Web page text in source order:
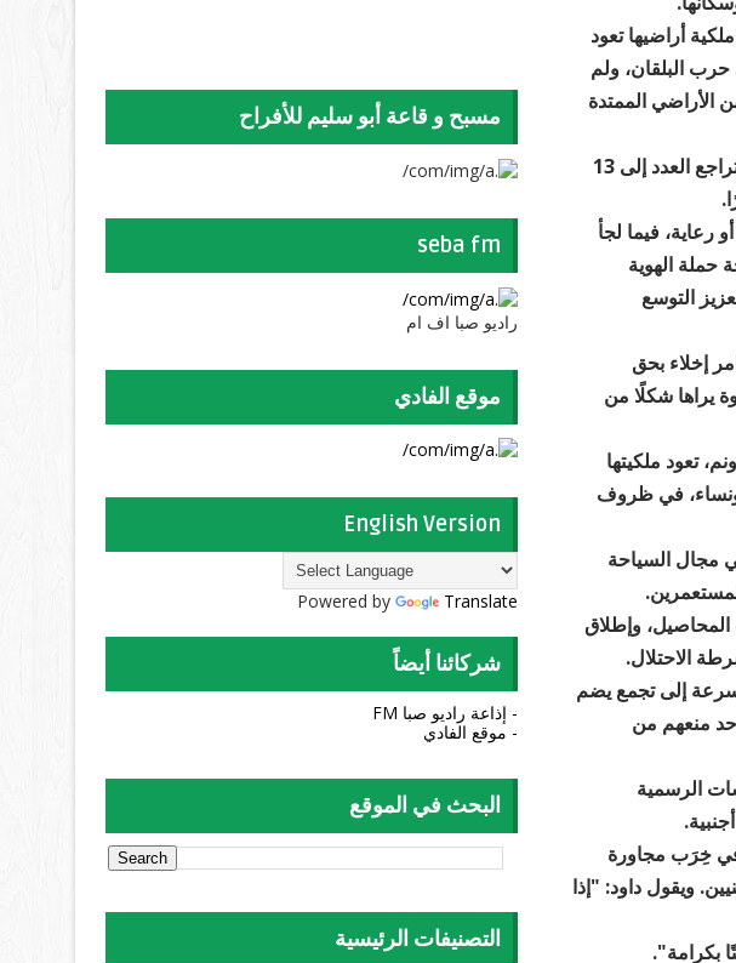
أراضيها تعود
للمشاركة في حرب البلقان، ولم
الثاني لاحقًا مكافأة تمثلت في نحو 50 ألف دونم من الأراضي الممتدة
وقبل عام 1967، كانت خربة المراجم تضم 67 منزلًا، إلا أن حرب النكسة شكلت نقطة تحوّل حادة، إذ تراجع العدد إلى 13
زراعة أو رعاية، فيما لجأ
حملة الهوية
التوسع
إخلاء بحق
الحكم الأردني، في خطوة يراها شكلًا من
(ج) بحسب اتفاقية أوسلو، وتبلغ مساحتها قرابة 50 ألف دونم، تعود ملكيتها
اليوم نحو 50 فردًا، بينهم أطفال ونساء، في ظروف
مجال السياحة
وتخريب المحاصيل، وإطلاق
الاحتلال.
إلى تجمع يضم
منعهم من
الرسمية
خِرَب مجاورة
ويقول داود: "إذا
بكرامة".
مسبح و قاعة أبو سليم للأفراح
seba fm
راديو صبا اف ام
موقع الفادي
English Version
Powered by Translate
شركائنا أيضاً
- إذاعة راديو صبا FM
- موقع الفادي
البحث في الموقع
التصنيفات الرئيسية